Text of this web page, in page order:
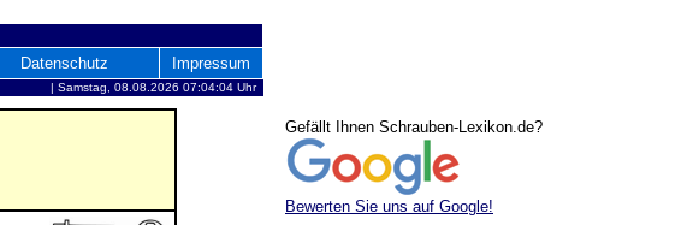
Datenschutz Impressum
| Samstag, 08.08.2026 07:04:04 Uhr
Gefällt Ihnen Schrauben-Lexikon.de?
Bewerten Sie uns auf Google!